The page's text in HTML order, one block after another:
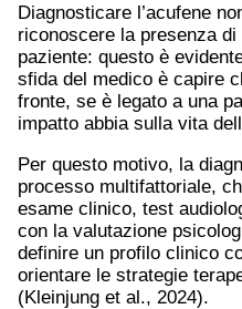
Diagnosticare l’acufene
riconoscere la presenza
paziente: questo è
sfida del medico è capire
fronte, se è legato a una
impatto abbia sulla vita
Per questo motivo, la
processo multifattoriale,
esame clinico, test
con la valutazione
definire un profilo clinico
orientare le strategie
(Kleinjung et al., 2024).